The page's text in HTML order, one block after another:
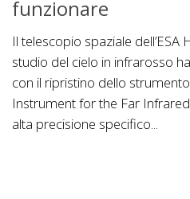
funzionare
Il telescopio spaziale
studio del cielo in infrarosso
con il ripristino dello
Instrument for the Far
alta precisione specifico...